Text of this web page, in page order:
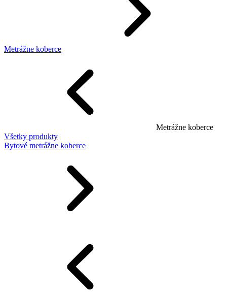
Metrážne koberce
Metrážne koberce
Všetky produkty
Bytové metrážne koberce